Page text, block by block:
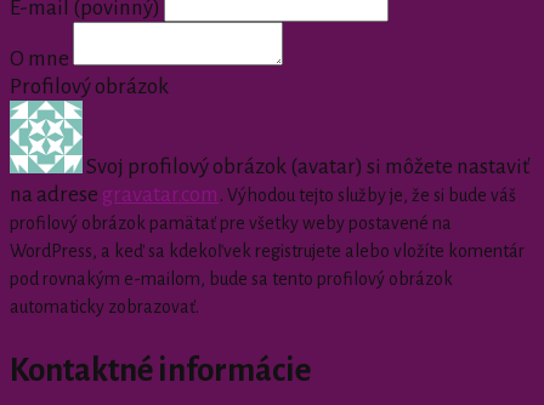
E-mail
(povinný)
O mne
Profilový obrázok
Svoj profilový obrázok (avatar) si môžete nastaviť
na adrese gravatar.com . Výhodou tejto služby je, že si bude váš
profilový obrázok pamätať pre všetky weby postavené na
WordPress, a keď sa kdekoľvek registrujete alebo vložíte komentár
pod rovnakým e-mailom, bude sa tento profilový obrázok
automaticky zobrazovať.
Kontaktné informácie